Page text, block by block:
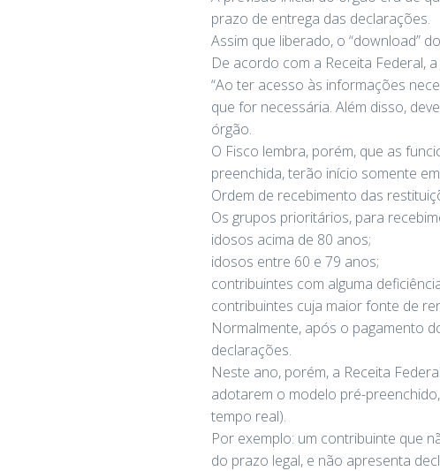
prazo de entrega das declarações.
Assim que liberado, o “download”
De acordo com a Receita Federal,
“Ao ter acesso às informações
que for necessária. Além disso,
órgão.
O Fisco lembra, porém, que as
preenchida, terão início somente
Ordem de recebimento das
Os grupos prioritários, para
idosos acima de 80 anos;
idosos entre 60 e 79 anos;
contribuintes com alguma
contribuintes cuja maior fonte de
Normalmente, após o pagamento
declarações.
Neste ano, porém, a Receita
adotarem o modelo pré-
tempo real).
Por exemplo: um contribuinte que
do prazo legal, e não apresenta